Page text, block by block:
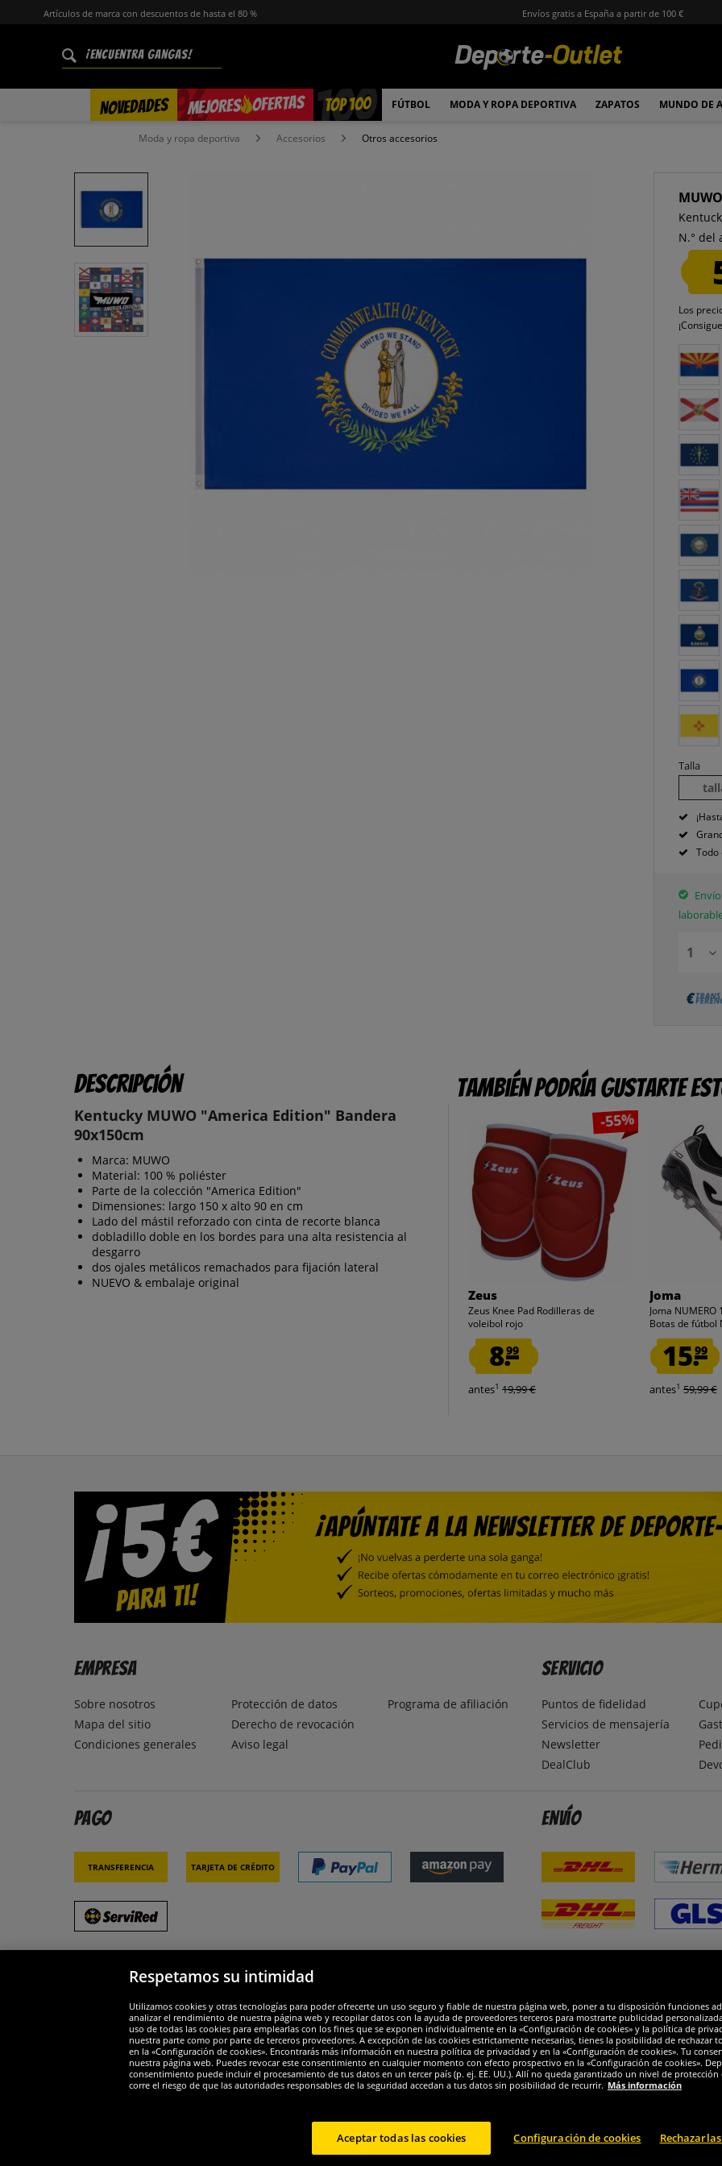
Artículos de marca con descuentos de hasta el 80 % Envíos gratis a España a partir de 100 €
NOVEDADES MEJORES OFERTAS
% TOP 100 FÚTBOL MODA Y ROPA DEPORTIVA ZAPATOS MUNDO DE
Moda y ropa deportiva Accesorios Otros accesorios
MUWO
N.° del
Los
Talla
Todo
Descripción
Kentucky MUWO "America Edition" Bandera
90x150cm
Marca: MUWO
Material: 100 % poliéster
Parte de la colección "America Edition"
Dimensiones: largo 150 x alto 90 en cm
Lado del mástil reforzado con cinta de recorte blanca
dobladillo doble en los bordes para una alta resistencia al
desgarro
dos ojales metálicos remachados para fijación lateral
NUEVO & embalaje original
También podría gustarte
-55%
Zeus
Zeus Knee Pad Rodilleras de
voleibol rojo
8.99
antes1 19,99 €
Joma
Joma
Botas de fútbol
15.99
antes1 59,99 €
Empresa
Sobre nosotros
Mapa del sitio
Condiciones generales
Protección de datos
Derecho de revocación
Aviso legal
Programa de afiliación
Servicio
Puntos de fidelidad
Servicios de mensajería
Newsletter
DealClub
Pago
Transferencia Tarjeta de crédito
Envío
Widerruf
Respetamos su intimidad
Utilizamos cookies y otras tecnologías para poder ofrecerte un uso seguro y fiable de nuestra página web, poner a tu disposición funciones
analizar el rendimiento de nuestra página web y recopilar datos con la ayuda de proveedores terceros para mostrarte publicidad
uso de todas las cookies para emplearlas con los fines que se exponen individualmente en la «Configuración de cookies» y la política de
nuestra parte como por parte de terceros proveedores. A excepción de las cookies estrictamente necesarias, tienes la posibilidad de
en la «Configuración de cookies». Encontrarás más información en nuestra política de privacidad y en la «Configuración de cookies». Tu
nuestra página web. Puedes revocar este consentimiento en cualquier momento con efecto prospectivo en la «Configuración de cookies».
consentimiento puede incluir el procesamiento de tus datos en un tercer país (p. ej. EE. UU.). Allí no queda garantizado un nivel de protección
corre el riesgo de que las autoridades responsables de la seguridad accedan a tus datos sin posibilidad de recurrir. Más información
Configuración de cookies
Aceptar todas las cookies